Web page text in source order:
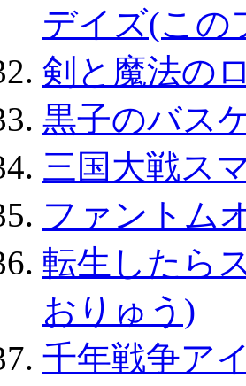
デイズ(この
剣と魔法の
黒子のバス
三国大戦ス
ファントム
転生したら
おりゅう)
千年戦争ア